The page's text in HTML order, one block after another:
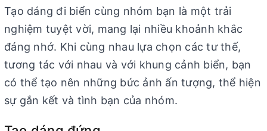
Tạo dáng đi biển cùng nhóm bạn là một trải
nghiệm tuyệt vời, mang lại nhiều khoảnh khắc
đáng nhớ. Khi cùng nhau lựa chọn các tư thế,
tương tác với nhau và với khung cảnh biển, bạn
có thể tạo nên những bức ảnh ấn tượng, thể hiện
sự gắn kết và tình bạn của nhóm.